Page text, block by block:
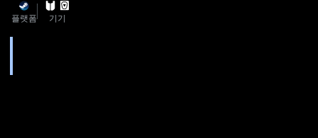
플랫폼 기기